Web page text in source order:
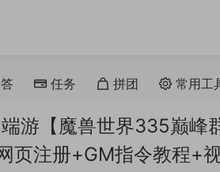
任务 拼团 常用工
游【魔兽世界335巅峰
页注册+GM指令教程+